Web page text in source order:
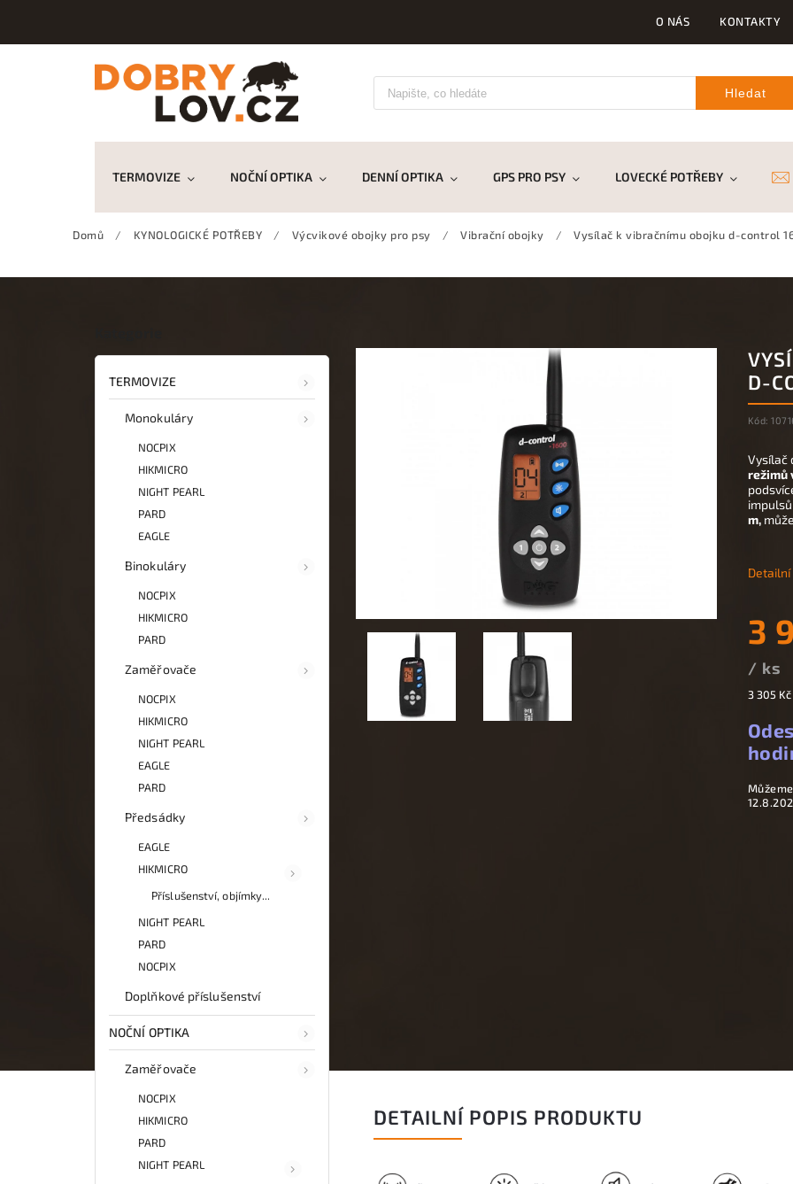
O NÁS KONTAKTY
Hledat
TERMOVIZE NOČNÍ OPTIKA DENNÍ OPTIKA GPS PRO PSY LOVECKÉ POTŘEBY
Domů / KYNOLOGICKÉ POTŘEBY / Výcvikové obojky pro psy / Vibrační obojky / Vysílač k vibračnímu obojku d-control
TERMOVIZE
Monokuláry
NOCPIX
HIKMICRO
NIGHT PEARL
PARD
EAGLE
Binokuláry
NOCPIX
HIKMICRO
PARD
Zaměřovače
NOCPIX
HIKMICRO
NIGHT PEARL
EAGLE
PARD
Předsádky
EAGLE
HIKMICRO
Příslušenství, objímky...
NIGHT PEARL
PARD
NOCPIX
Doplňkové příslušenství
NOČNÍ OPTIKA
Zaměřovače
NOCPIX
HIKMICRO
PARD
NIGHT PEARL
D-
Kód:
3
/ ks
3 305 Kč
Vysílač
režimů
m,
DETAILNÍ POPIS PRODUKTU